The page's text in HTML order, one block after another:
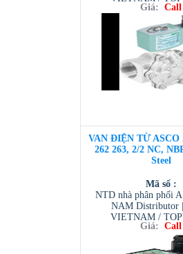
VIETNAM /
/ TESCOM
Giá: Call
VAN ĐIỆN TỪ ASCO
262 263, 2/2 NC,
Steel
Mã số :
NTD nhà phân phối
NAM Distributor
VIETNAM /
VIETNAM /
/ TESCOM
Giá: Call